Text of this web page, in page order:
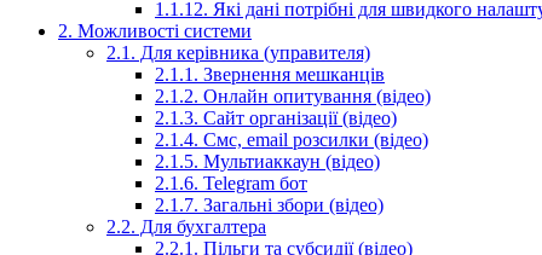
1.1.12. Які дані потрібні для швидкого
2. Можливості системи
2.1. Для керівника (управителя)
2.1.1. Звернення мешканців
2.1.2. Онлайн опитування (відео)
2.1.3. Сайт організації (відео)
2.1.4. Смс, email розсилки (відео)
2.1.5. Мультиаккаун (відео)
2.1.6. Telegram бот
2.1.7. Загальні збори (відео)
2.2. Для бухгалтера
2.2.1. Пільги та субсидії (відео)